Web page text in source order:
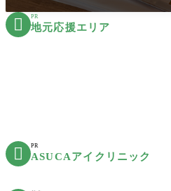
 PR
地元応援エリア
 PR
ASUCAアイクリニック